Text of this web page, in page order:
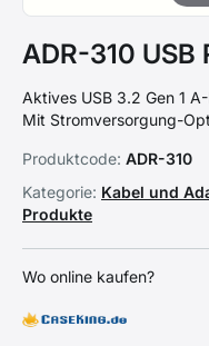
ADR-310 USB
Aktives USB 3.2 Gen 1
Mit Stromversorgung-
Produktcode: ADR-310
Kategorie: Kabel und
Produkte
Wo online kaufen?